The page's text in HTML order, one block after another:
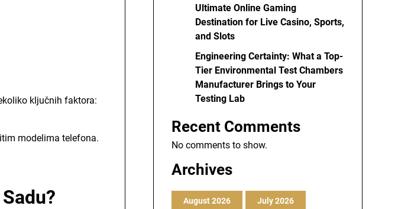
ključnih faktora:
modelima telefona.
Ultimate Online Gaming
Destination for Live Casino, Sports,
and Slots
Engineering Certainty: What a Top-
Tier Environmental Test Chambers
Manufacturer Brings to Your
Testing Lab
Recent Comments
No comments to show.
Archives
August 2026 July 2026